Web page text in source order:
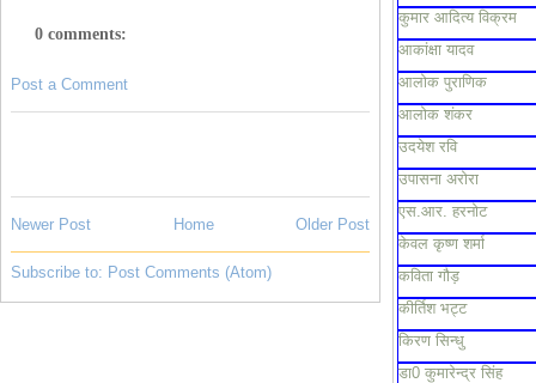
0 comments:
Post a Comment
Newer Post Older Post
Home
Subscribe to: Post Comments (Atom)
कुमार आदित्य विक्रम
आकांक्षा यादव
आलोक पुराणिक
आलोक शंकर
उदयेश रवि
उपासना अरोरा
एस.आर. हरनोट
केवल कृष्ण शर्मा
कविता गौड़
कीर्तिश भट्ट
किरण सिन्धु
डा0 कुमारेन्द्र सिंह